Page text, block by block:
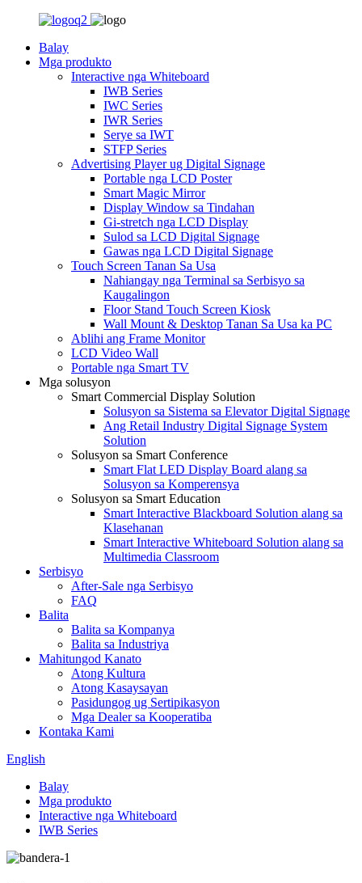
Balay
Mga produkto
Interactive nga Whiteboard
IWB Series
IWC Series
IWR Series
Serye sa IWT
STFP Series
Advertising Player ug Digital Signage
Portable nga LCD Poster
Smart Magic Mirror
Display Window sa Tindahan
Gi-stretch nga LCD Display
Sulod sa LCD Digital Signage
Gawas nga LCD Digital Signage
Touch Screen Tanan Sa Usa
Nahiangay nga Terminal sa Serbisyo sa
Kaugalingon
Floor Stand Touch Screen Kiosk
Wall Mount & Desktop Tanan Sa Usa ka PC
Ablihi ang Frame Monitor
LCD Video Wall
Portable nga Smart TV
Mga solusyon
Smart Commercial Display Solution
Solusyon sa Sistema sa Elevator Digital Signage
Ang Retail Industry Digital Signage System
Solution
Solusyon sa Smart Conference
Smart Flat LED Display Board alang sa
Solusyon sa Komperensya
Solusyon sa Smart Education
Smart Interactive Blackboard Solution alang sa
Klasehanan
Smart Interactive Whiteboard Solution alang sa
Multimedia Classroom
Serbisyo
After-Sale nga Serbisyo
FAQ
Balita
Balita sa Kompanya
Balita sa Industriya
Mahitungod Kanato
Atong Kultura
Atong Kasaysayan
Pasidungog ug Sertipikasyon
Mga Dealer sa Kooperatiba
Kontaka Kami
English
Balay
Mga produkto
Interactive nga Whiteboard
IWB Series